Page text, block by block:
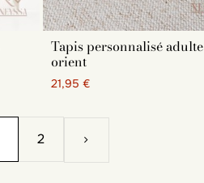
Tapis personnalisé adulte
orient
21,95 €
2